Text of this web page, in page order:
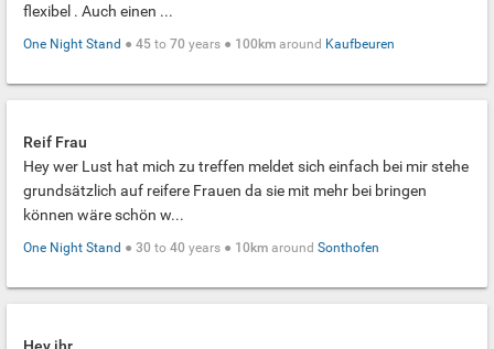
flexibel . Auch einen ...
One Night Stand ● 45 to 70 years ● 100km around Kaufbeuren
Reif Frau
Hey wer Lust hat mich zu treffen meldet sich einfach bei mir stehe
grundsätzlich auf reifere Frauen da sie mit mehr bei bringen
können wäre schön w...
One Night Stand ● 30 to 40 years ● 10km around Sonthofen